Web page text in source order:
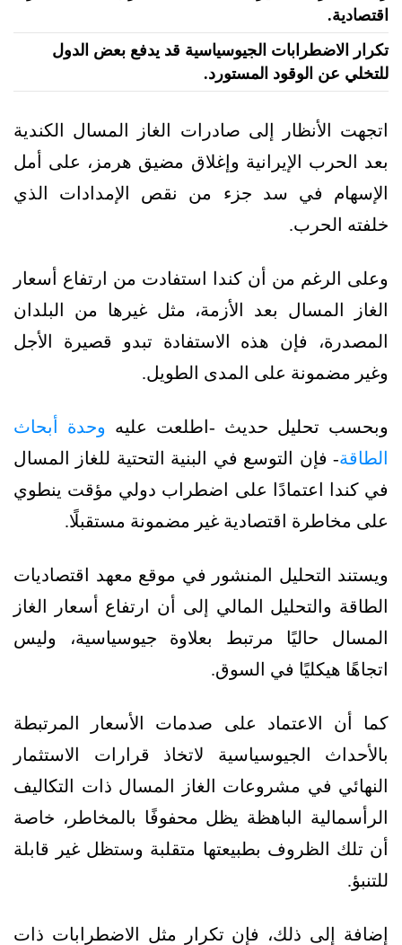
اقتصادية.
تكرار الاضطرابات الجيوسياسية قد يدفع بعض الدول
للتخلي عن الوقود المستورد.
اتجهت الأنظار إلى صادرات الغاز المسال الكندية
بعد الحرب الإيرانية وإغلاق مضيق هرمز، على أمل
الإسهام في سد جزء من نقص الإمدادات الذي
خلفته الحرب.
وعلى الرغم من أن كندا استفادت من ارتفاع أسعار
الغاز المسال بعد الأزمة، مثل غيرها من البلدان
المصدرة، فإن هذه الاستفادة تبدو قصيرة الأجل
وغير مضمونة على المدى الطويل.
وبحسب تحليل حديث -اطلعت عليه وحدة أبحاث
الطاقة- فإن التوسع في البنية التحتية للغاز المسال
في كندا اعتمادًا على اضطراب دولي مؤقت ينطوي
على مخاطرة اقتصادية غير مضمونة مستقبلًا.
ويستند التحليل المنشور في موقع معهد اقتصاديات
الطاقة والتحليل المالي إلى أن ارتفاع أسعار الغاز
المسال حاليًا مرتبط بعلاوة جيوسياسية، وليس
اتجاهًا هيكليًا في السوق.
كما أن الاعتماد على صدمات الأسعار المرتبطة
بالأحداث الجيوسياسية لاتخاذ قرارات الاستثمار
النهائي في مشروعات الغاز المسال ذات التكاليف
الرأسمالية الباهظة يظل محفوفًا بالمخاطر، خاصة
أن تلك الظروف بطبيعتها متقلبة وستظل غير قابلة
للتنبؤ.
إضافة إلى ذلك، فإن تكرار مثل الاضطرابات ذات